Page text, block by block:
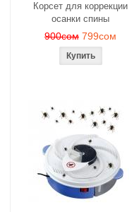
Корсет для коррекции
осанки спины
900сом 799сом